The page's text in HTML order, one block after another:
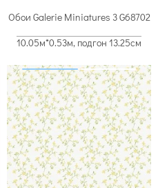
Обои Galerie Miniatures 3 G68702
10.05м*0.53м, подгон 13.25см